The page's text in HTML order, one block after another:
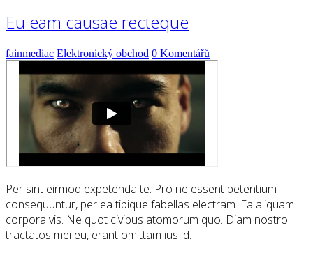
Eu eam causae recteque
fainmediac Elektronický obchod 0 Komentářů
Per sint eirmod expetenda te. Pro ne essent petentium
consequuntur, per ea tibique fabellas electram. Ea aliquam
corpora vis. Ne quot civibus atomorum quo. Diam nostro
tractatos mei eu, erant omittam ius id.